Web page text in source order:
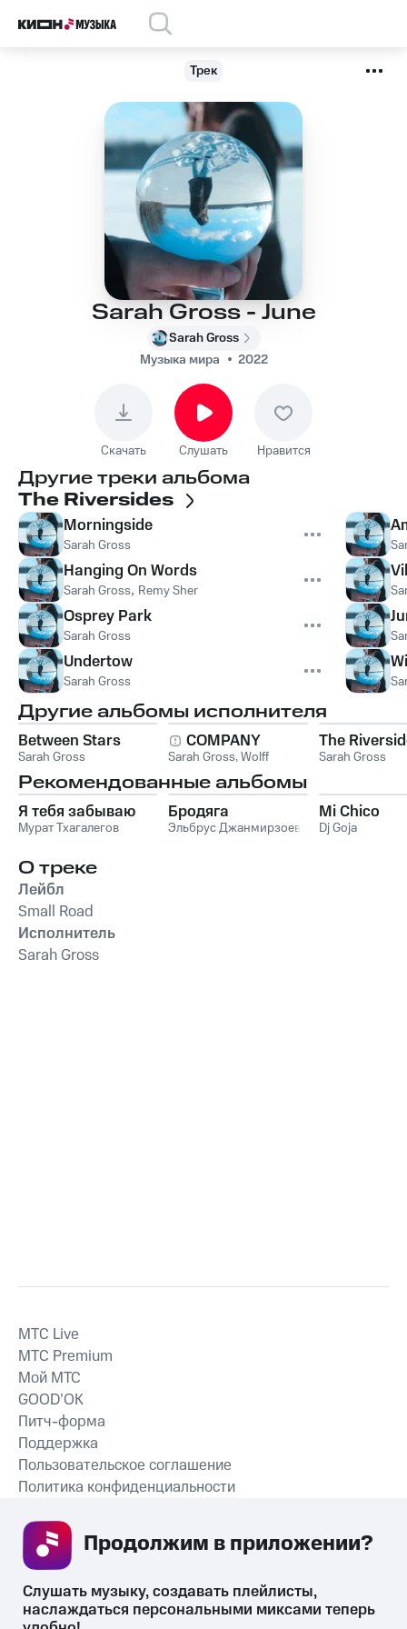
Трек
Sarah Gross - June
Sarah Gross
Музыка мира
2022
Скачать Слушать Нравится
Другие треки альбома
The Riversides
Morningside
Sarah Gross
Hanging On Words
Sarah Gross, Remy Sher
Osprey Park
Sarah Gross
Undertow
Sarah Gross
Другие альбомы исполнителя
Between Stars
Sarah Gross
COMPANY
Sarah Gross,Wolff
The
Sarah Gross
Рекомендованные альбомы
Я тебя забываю
Мурат Тхагалегов
Бродяга
Эльбрус Джанмирзоев
Mi Chico
Dj Goja
О треке
Лейбл
Small Road
Исполнитель
Sarah Gross
СКАЧАТЬ ПРИЛОЖЕНИЕ
MTС Live
MTС Premium
Мой МТС
GOOD’OK
Питч-форма
Поддержка
Пользовательское соглашение
Политика конфиденциальности
Слушать музыку, создавать плейлисты,
наслаждаться персональными миксами теперь